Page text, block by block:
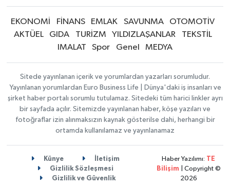
EKONOMİ FİNANS EMLAK SAVUNMA
OTOMOTİV
AKTÜEL
GIDA TURİZM YILDIZLAŞANLAR
TEKSTİL
IMALAT
Spor Genel MEDYA
Sitede yayınlanan içerik ve yorumlardan yazarları sorumludur.
Yayınlanan yorumlardan Euro Business Life | Dünya'daki iş insanları ve
şirket haber portalı sorumlu tutulamaz. Sitedeki tüm harici linkler ayrı
bir sayfada açılır. Sitemizde yayınlanan haber, köşe yazıları ve
fotoğraflar izin alınmaksızın kaynak gösterilse dahi, herhangi bir
ortamda kullanılamaz ve yayınlanamaz
Künye
İletişim
Gizlilik Sözleşmesi
Gizlilik ve Güvenlik
Haber Yazılımı: TE
Bilişim | Copyright ©
2026